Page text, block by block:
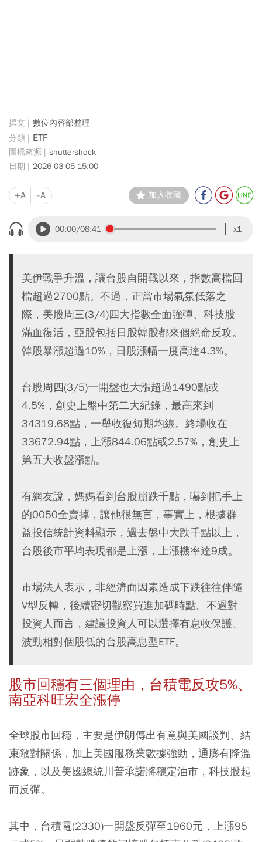
數位內容部整理
ETF
shuttershock
2026-03-05 15:00
+A -A 加入收藏
00:00/08:41 x1
美伊戰爭升溫，讓台股自開戰以來，指數高檔回
檔超過2700點。不過，正當市場氣氛低落之
際，美股周三(3/4)四大指數全面強彈、科技股
滿血復活，亞股包括日股韓股都來個絕命反攻。
韓股暴漲超過10%，日股漲幅一度高達4.3%。
台股周四(3/5)一開盤也大漲超過1490點或
4.5%，創史上盤中第二大紀錄，最高來到
34319.68點，一舉收復短期均線。終場收在
33672.94點，上漲844.06點或2.57%，創史上
第五大收盤漲點。
有網友說，媽媽看到台股崩跌千點，嚇到把手上
的0050全賣掉，讓他很無言，事實上，根據群
益投信統計資料顯示，過去盤中大跌千點以上，
台股後市平均表現都是上漲，上漲機率達9成。
市場法人表示，非經濟面因素造成下跌往往伴隨
V型反轉，後續密切觀察買進加碼時點。不過對
投資人而言，建議投資人可以選擇有息收保護、
波動相對個股低的台股高息型ETF。
股市回穩有三個理由，台積電反攻5%、
南亞科旺宏全漲停
全球股市回穩，主要是伊朗傳出有意與美國談判、結
束敵對關係，加上美國服務業數據強勁，通膨有降溫
跡象，以及美國總統川普承諾將穩定油市，科技股起
而反彈。
其中，台積電(2330)一開盤反彈至1960元，上漲95